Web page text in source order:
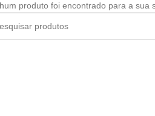
produto foi encontrado para a sua